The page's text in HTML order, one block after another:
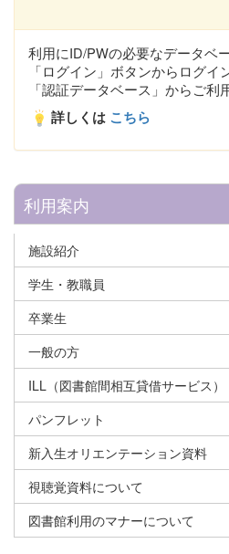
利用にID/PWの必要なデータベ
「ログイン」ボタンからログイ
「認証データベース」からご利
詳しくは こちら
利用案内
施設紹介
学生・教職員
卒業生
一般の方
ILL（図書館間相互貸借サービス）
パンフレット
新入生オリエンテーション資料
視聴覚資料について
図書館利用のマナーについて